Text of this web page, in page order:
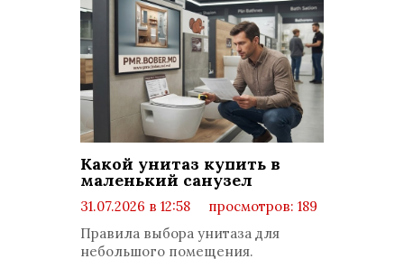
Какой унитаз купить в
маленький санузел
31.07.2026 в 12:58
просмотров: 189
комментариев: 0
Правила выбора унитаза для
небольшого помещения.